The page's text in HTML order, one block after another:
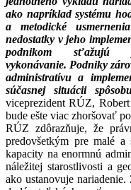
ako napríklad systému
a metodické
nedostatky v jeho
podnikom
vykonávanie. Podniky
administratívu a
súčasnej situácii
viceprezident RÚZ,
bude ešte viac zhoršovať
RÚZ zdôrazňuje, že
predovšetkým pre malé
kapacity na enormnú
náležitej starostlivosti a
ako ustanovuje